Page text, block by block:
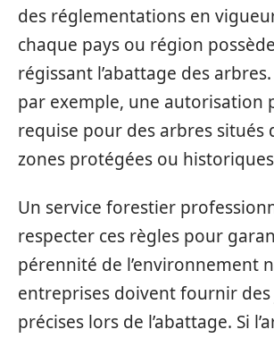
des réglementations en
chaque pays ou région
régissant l’abattage des
par exemple, une autorisation
requise pour des arbres situés
zones protégées ou
Un service forestier
respecter ces règles pour
pérennité de l’environnement
entreprises doivent fournir
précises lors de l’abattage. Si